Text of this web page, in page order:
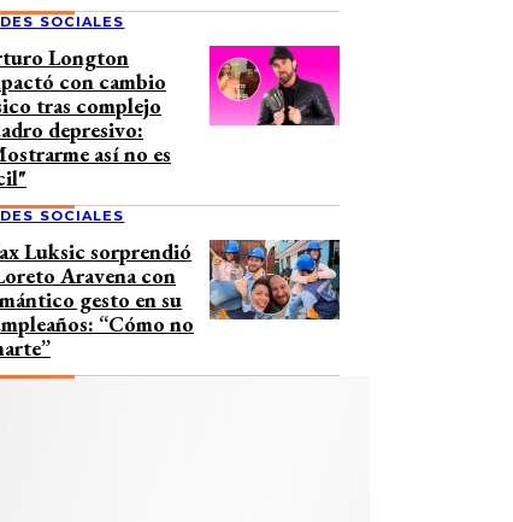
SOCIALES
Longton
con cambio
tras complejo
depresivo:
así no es
SOCIALES
Luksic sorprendió
Aravena con
gesto en su
“Cómo no